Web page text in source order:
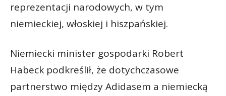
reprezentacji narodowych, w tym
niemieckiej, włoskiej i hiszpańskiej.
Niemiecki minister gospodarki Robert
Habeck podkreślił, że dotychczasowe
partnerstwo między Adidasem a niemiecką